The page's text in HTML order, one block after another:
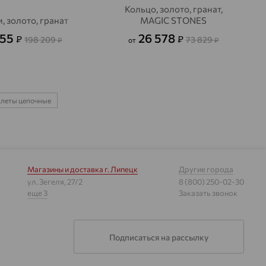
золото, гранат
₽ 198 209₽
Кольцо, золото, гранат,
MAGIC STONES
от 26 578 ₽ 73 829₽
цепочные
Магазины и доставка г. Липецк
ул. Зегеля, 27/2
еще 3
Другие города
8 (800) 250-02-30
Заказать звонок
Подписаться на рассылку